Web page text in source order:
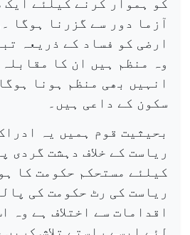
کو ہموار کرنے کیلئے ایک
آزما دور سے گزرنا ہوگا
ارضی کو فساد کے ذریعہ
وہ منظم ہیں ان کا
انہیں بھی منظم ہونا
سکون کے داعی ہیں۔
بحیثیت قوم ہمیں یہ
ریاست کے خلاف دہشت گردی
کیلئے مستحکم حکومت کا
ریاست کی رٹ حکومت کی
اقدامات سے اختلاف ہے وہ